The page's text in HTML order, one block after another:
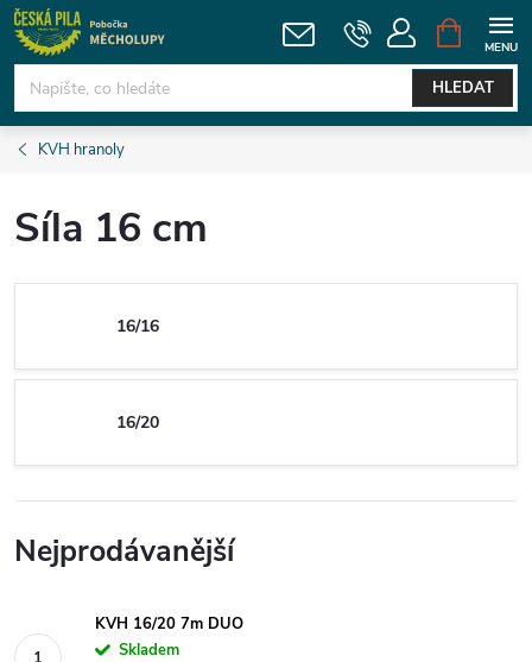
Přejít
na
obsah
HLEDAT
NÁKUPNÍ
KOŠÍK
KVH hranoly
Síla 16 cm
16/16
16/20
Nejprodávanější
KVH 16/20 7m DUO
Skladem